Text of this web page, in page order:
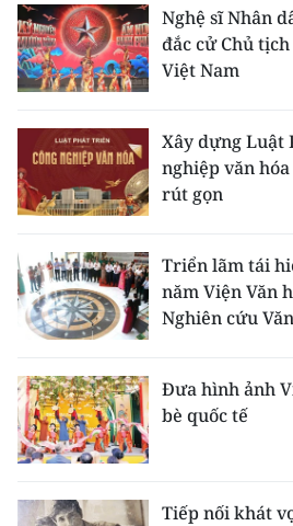
Nghệ sĩ Nhân
đắc cử Chủ
Việt Nam
Xây dựng Luật
nghiệp văn
rút gọn
Triển lãm tái
năm Viện Văn
Nghiên cứu
Đưa hình ảnh
bè quốc tế
Tiếp nối khát